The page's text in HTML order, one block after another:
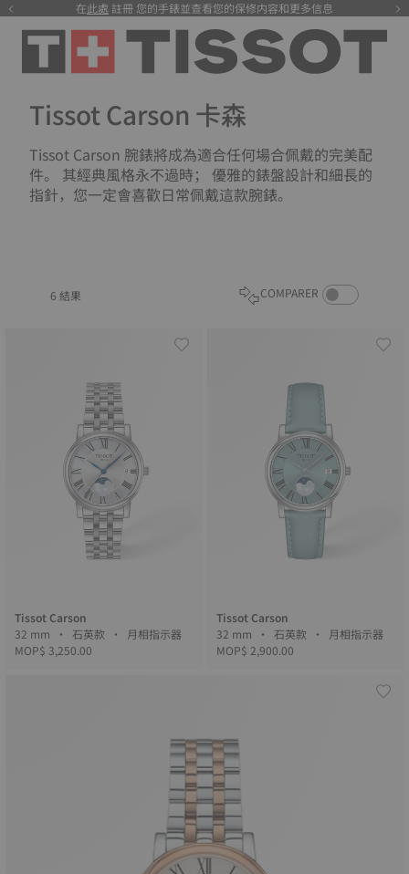
在此處 註冊 您的手錶並查看您的保修内容和更多信息
注册
Tissot Carson 卡森
Tissot Carson 腕錶將成為適合任何場合佩戴的完美配
件。 其經典風格永不過時； 優雅的錶盤設計和細長的
指針，您一定會喜歡日常佩戴這款腕錶。
6 結果 COMPARER COMPARE
Tissot Carson
32 mm • 石英款 • 月相指示器
MOP$ 3,250.00
Tissot Carson
32 mm • 石英款 • 月相指示器
MOP$ 2,900.00